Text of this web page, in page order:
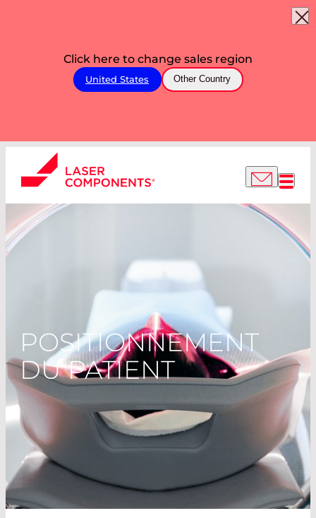
Click here to change sales region
United States Other Country
POSITIONNEMENT
DU PATIENT